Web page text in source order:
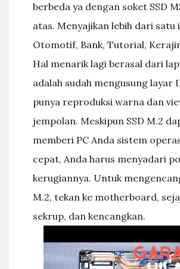
berbeda ya dengan soket SSD
atas. Menyajikan lebih dari
Otomotif, Bank, Tutorial,
Hal menarik lagi berasal dari
adalah sudah mengusung layar
punya reproduksi warna dan
jempolan. Meskipun SSD M.2
memberi PC Anda sistem
cepat, Anda harus menyadari
kerugiannya. Untuk
M.2, tekan ke motherboard,
sekrup, dan kencangkan.